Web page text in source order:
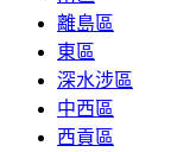
離島區
東區
深水涉區
中西區
西貢區